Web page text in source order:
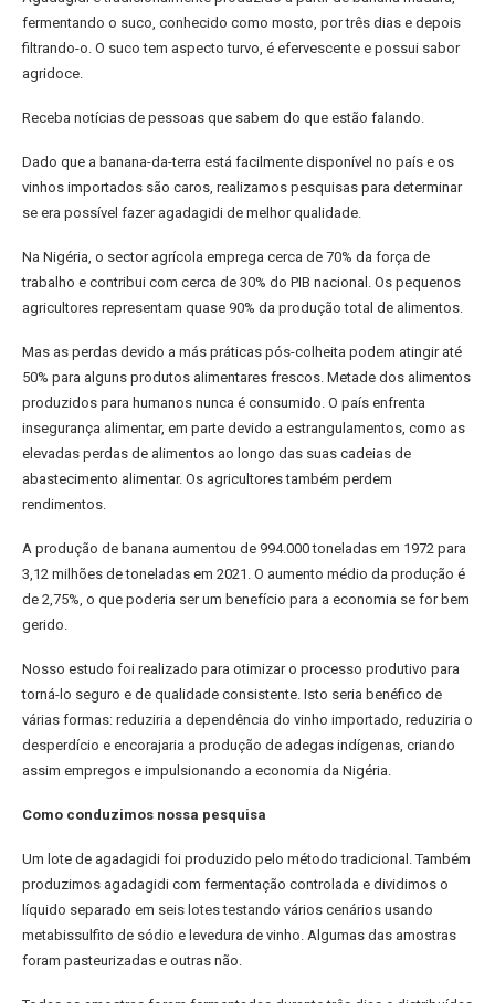
fermentando o suco, conhecido como mosto, por três dias e depois
filtrando-o. O suco tem aspecto turvo, é efervescente e possui sabor
agridoce.
Receba notícias de pessoas que sabem do que estão falando.
Dado que a banana-da-terra está facilmente disponível no país e os
vinhos importados são caros, realizamos pesquisas para determinar
se era possível fazer agadagidi de melhor qualidade.
Na Nigéria, o sector agrícola emprega cerca de 70% da força de
trabalho e contribui com cerca de 30% do PIB nacional. Os pequenos
agricultores representam quase 90% da produção total de alimentos.
Mas as perdas devido a más práticas pós-colheita podem atingir até
50% para alguns produtos alimentares frescos. Metade dos alimentos
produzidos para humanos nunca é consumido. O país enfrenta
insegurança alimentar, em parte devido a estrangulamentos, como as
elevadas perdas de alimentos ao longo das suas cadeias de
abastecimento alimentar. Os agricultores também perdem
rendimentos.
A produção de banana aumentou de 994.000 toneladas em 1972 para
3,12 milhões de toneladas em 2021. O aumento médio da produção é
de 2,75%, o que poderia ser um benefício para a economia se for bem
gerido.
Nosso estudo foi realizado para otimizar o processo produtivo para
torná-lo seguro e de qualidade consistente. Isto seria benéfico de
várias formas: reduziria a dependência do vinho importado, reduziria o
desperdício e encorajaria a produção de adegas indígenas, criando
assim empregos e impulsionando a economia da Nigéria.
Como conduzimos nossa pesquisa
Um lote de agadagidi foi produzido pelo método tradicional. Também
produzimos agadagidi com fermentação controlada e dividimos o
líquido separado em seis lotes testando vários cenários usando
metabissulfito de sódio e levedura de vinho. Algumas das amostras
foram pasteurizadas e outras não.